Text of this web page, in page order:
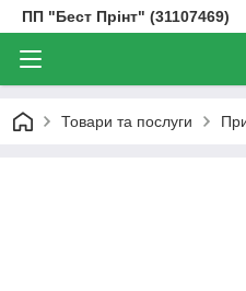
ПП "Бест Прінт" (31107469)
Товари та послуги